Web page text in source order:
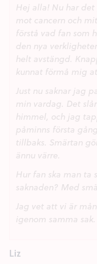
Hej alla! Nu har
mot cancern och
förstå vad fan som
den nya
helt avstängd.
kunnat förmå mig
Just nu saknar jag
min vardag. Det
himmel, och jag
påminns första
tillbaks. Smärtan
ännu värre.
Hur fan ska man ta
saknaden? Med
Jag vet att vi är
igenom samma
Liz